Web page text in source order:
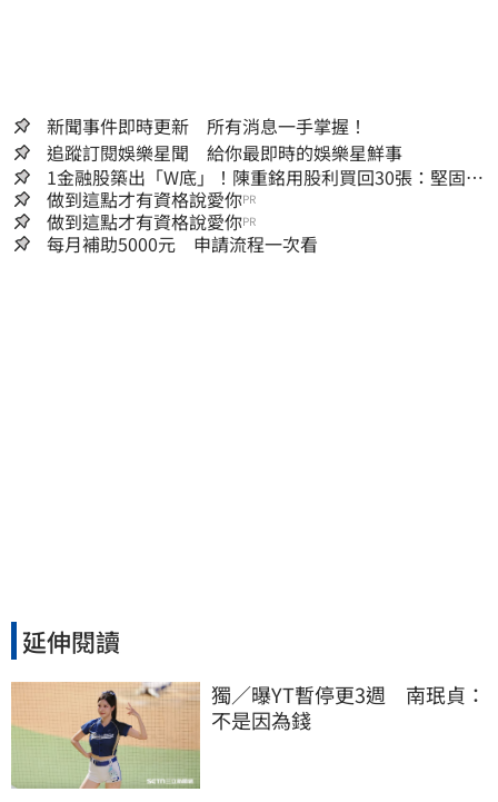
新聞事件即時更新 所有消息一手掌握！
追蹤訂閱娛樂星聞 給你最即時的娛樂星鮮事
1金融股築出「W底」！陳重銘用股利買回30張：堅固穩
定的搖錢樹
做到這點才有資格說愛你PR
做到這點才有資格說愛你PR
每月補助5000元 申請流程一次看
延伸閱讀
獨／曝YT暫停更3週　南珉貞：
不是因為錢